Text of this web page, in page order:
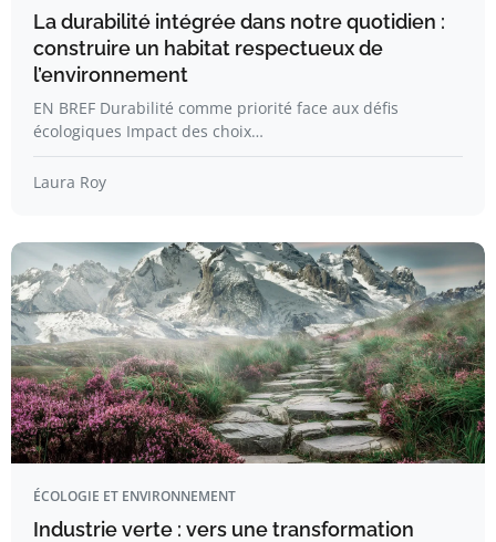
La durabilité intégrée dans notre quotidien :
construire un habitat respectueux de
l’environnement
EN BREF Durabilité comme priorité face aux défis
écologiques Impact des choix…
Laura Roy
ÉCOLOGIE ET ENVIRONNEMENT
Industrie verte : vers une transformation